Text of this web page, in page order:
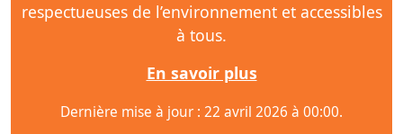
respectueuses de l’environnement et accessibles
à tous.
En savoir plus
Dernière mise à jour : 22 avril 2026 à 00:00.